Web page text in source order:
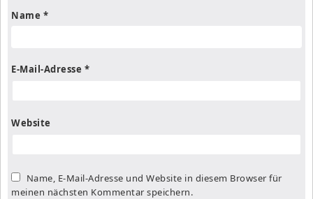
Name *
E-Mail-Adresse *
Website
Name, E-Mail-Adresse und Website in diesem Browser für
meinen nächsten Kommentar speichern.